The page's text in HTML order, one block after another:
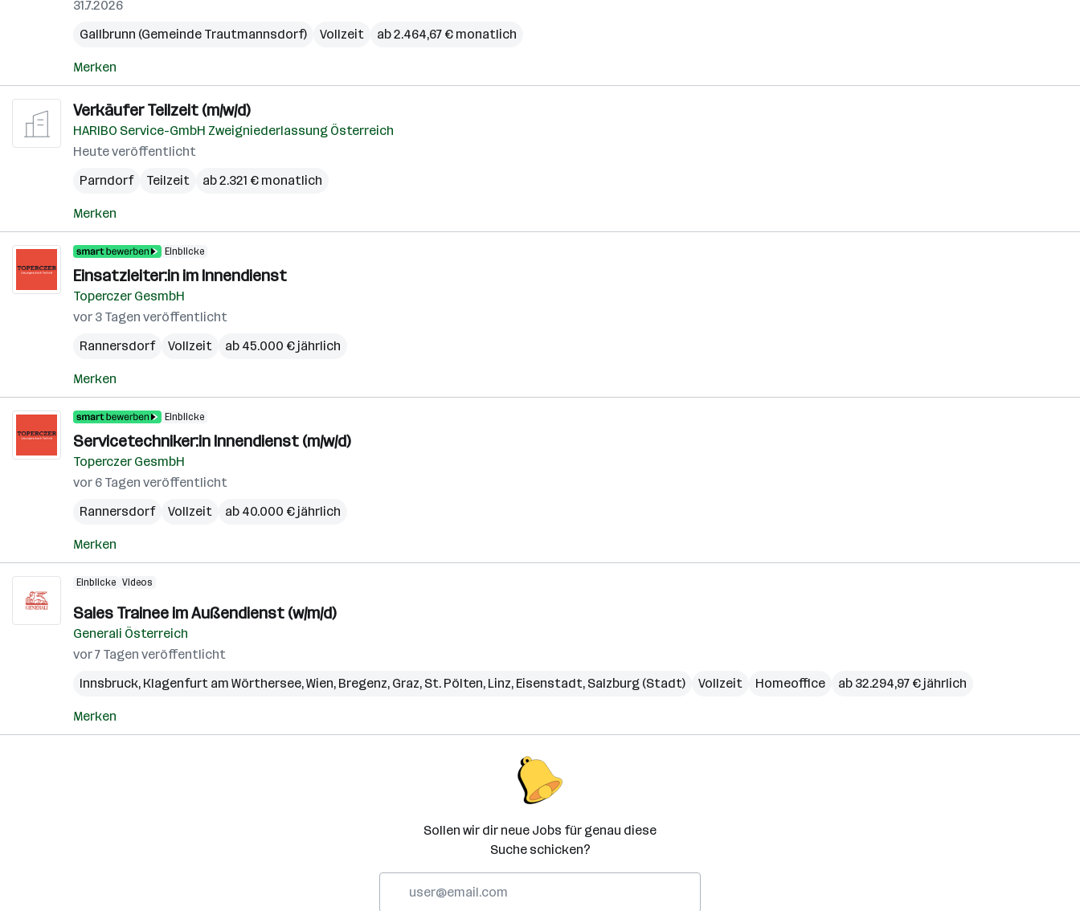
31.7.2026
Gallbrunn (Gemeinde Trautmannsdorf)
Vollzeit ab 2.464,67 € monatlich
Merken
Verkäufer Teilzeit (m/w/d)
HARIBO Service-GmbH Zweigniederlassung Österreich
Heute veröffentlicht
Parndorf
Teilzeit ab 2.321 € monatlich
Merken
Einblicke
Einsatzleiter:in im Innendienst
Toperczer GesmbH
vor 3 Tagen veröffentlicht
Rannersdorf
Vollzeit ab 45.000 € jährlich
Merken
Einblicke
Servicetechniker:in Innendienst (m/w/d)
Toperczer GesmbH
vor 6 Tagen veröffentlicht
Rannersdorf
Vollzeit ab 40.000 € jährlich
Merken
Einblicke Videos
Sales Trainee im Außendienst (w/m/d)
Generali Österreich
vor 7 Tagen veröffentlicht
Innsbruck, Klagenfurt am Wörthersee,Wien, Bregenz, Graz, St. Pölten, Linz, Eisenstadt, Salzburg (Stadt) Vollzeit Homeoffice ab 32.294,97 € jährlich
Merken
Sollen wir dir neue Jobs für genau diese
Suche schicken?